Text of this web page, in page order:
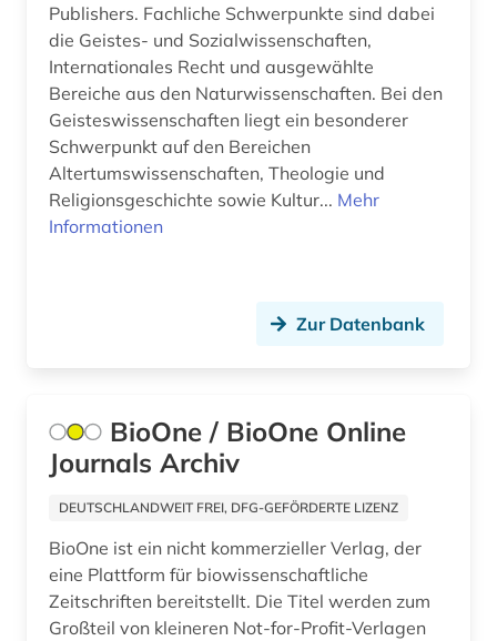
fusion (1)
fusionstechnologie (1)
führungskraft (1)
fürsorge (2)
galloromanistik (3)
gartenkunst (1)
gebrauchsmuster (1)
gebäude (1)
gebäudeanalyse (1)
gebäudekunde (1)
Publishers. Fachliche Schwerpunkte sind dabei
die Geistes- und Sozialwissenschaften,
Internationales Recht und ausgewählte
Bereiche aus den Naturwissenschaften. Bei den
Geisteswissenschaften liegt ein besonderer
Schwerpunkt auf den Bereichen
Altertumswissenschaften, Theologie und
Religionsgeschichte sowie Kultur... Mehr
Informationen
Zur Datenbank
BioOne / BioOne Online
Journals Archiv
DEUTSCHLANDWEIT FREI, DFG-GEFÖRDERTE LIZENZ
BioOne ist ein nicht kommerzieller Verlag, der
eine Plattform für biowissenschaftliche
Zeitschriften bereitstellt. Die Titel werden zum
Großteil von kleineren Not-for-Profit-Verlagen